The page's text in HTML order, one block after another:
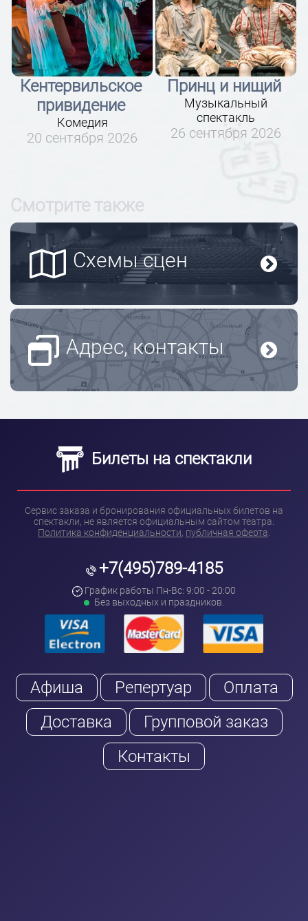
Принц и нищий
Музыкальный
спектакль
26 сентября 2026
Ромео и
Джульетта
Музыкальный
спектакль
Смотрите также
Схемы сцен
Адрес, контакты
Билеты на спектакли
Сервис заказа и бронирования официальных билетов на
спектакли, не является официальным сайтом театра.
Политика конфиденциальности, публичная оферта.
+7(495)789-4185
График работы Пн-Вс: 9:00 - 20:00
Без выходных и праздников.
Афиша Репертуар
Оплата
Доставка
Групповой заказ
Контакты